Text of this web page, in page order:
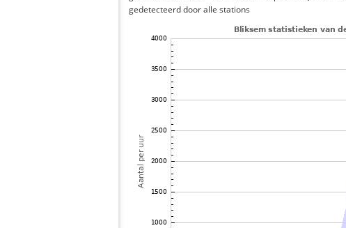
gedetecteerd door alle stations